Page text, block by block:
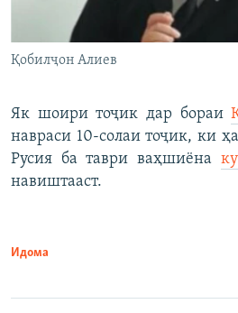
Қобилҷон Алиев
Як шоири тоҷик дар бораи
навраси 10-солаи тоҷик, ки
Русия ба таври ваҳшиёна
навиштааст.
Идома